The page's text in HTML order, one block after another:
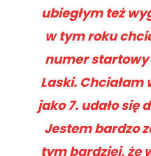
ubiegłym też
w tym roku
numer startowy
Laski. Chciałam
jako 7. udało się
Jestem bardzo
tym bardziej, że